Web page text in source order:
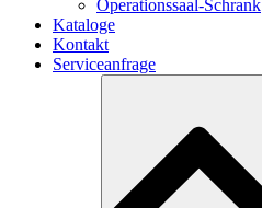
Operationssaal-Schrank
Kataloge
Kontakt
Serviceanfrage